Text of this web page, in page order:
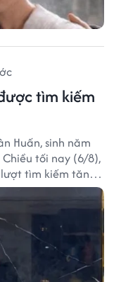
tìm kiếm
Huấn, sinh năm
Chiều tối nay (6/8),
tìm kiếm tăng